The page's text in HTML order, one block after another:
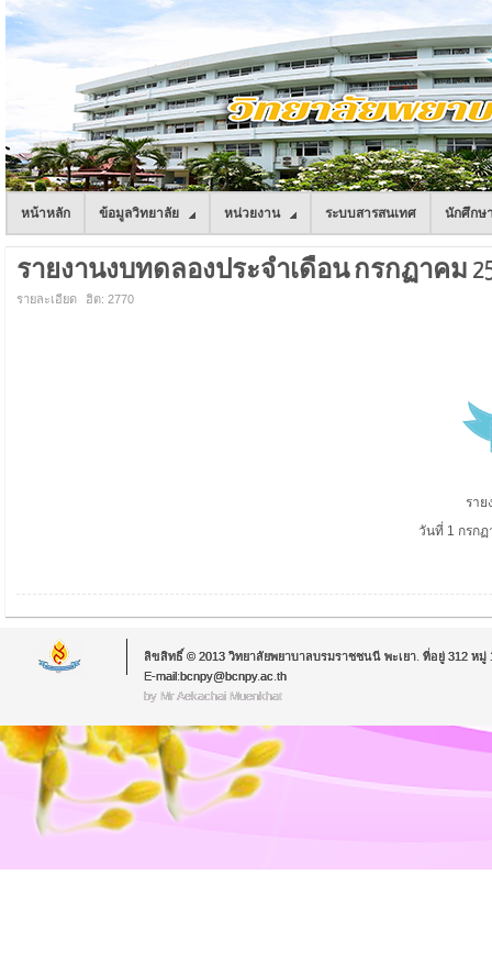
หน้าหลัก ข้อมูลวิทยาลัย หน่วยงาน ระบบสารสนเทศ นักศึกษ
รายงานงบทดลองประจำเดือน กรกฏาคม
รายละเอียด ฮิต: 2770
รา
วันที่ 1 กรก
ลิขสิทธิ์ © 2013 วิทยาลัยพยาบาลบรมราชชนนี พะเยา. ที่อยู่ 312 หมู่
E-mail:bcnpy@bcnpy.ac.th
by Mr.Aekachai Muenkhat